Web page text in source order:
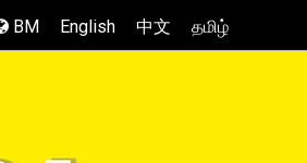
BM English 中文 தமிழ்